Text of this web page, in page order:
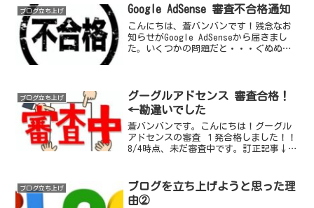
は、、、「日々思うことを、ありのまま
に残したい」「それ単なる日記だ...
ブログ立ち上げ Google AdSense 審査不合格通知
こんにちは、蒼バンバンです！残念なお
知らせがGoogle AdSenseから届きまし
た。いくつかの問題だと・・・ぐぬぬ詳
か好き放題言っ...
ブログ立ち上げ
グーグルアドセンス 審査合格！
←勘違いでした
蒼バンバンです。こんにちは！グーグル
アドセンスの審査 １発合格しました！！
8/4時点、未だ審査中です。訂正記事↓グ
とぼくへ (aobanban.com)パチ...
ブログ立ち上げ
ブログを立ち上げようと思った理
由②